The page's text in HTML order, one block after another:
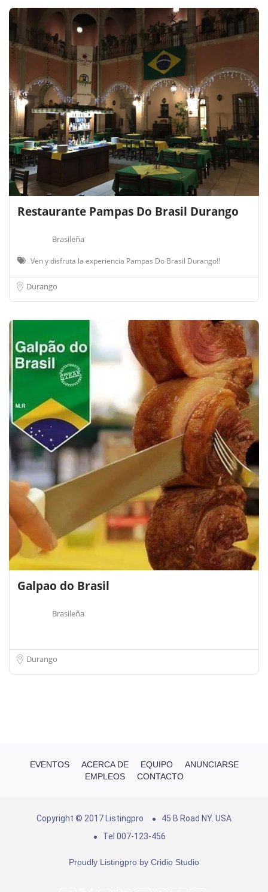
Restaurante Pampas Do Brasil Durango
Brasileña
Ven y disfruta la experiencia Pampas Do Brasil Durango!!
Durango
Galpao do Brasil
Brasileña
Durango
EVENTOS ACERCA DE EQUIPO
ANUNCIARSE
EMPLEOS
CONTACTO
Copyright © 2017 Listingpro
45 B Road NY. USA
Tel 007-123-456
Proudly Listingpro by Cridio Studio